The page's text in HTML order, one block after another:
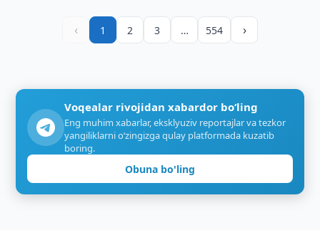
‹ 1 2 3 … 554 ›
Voqealar rivojidan xabardor bo‘ling
Eng muhim xabarlar, eksklyuziv reportajlar va tezkor
yangiliklarni o‘zingizga qulay platformada kuzatib
boring.
Obuna bo'ling